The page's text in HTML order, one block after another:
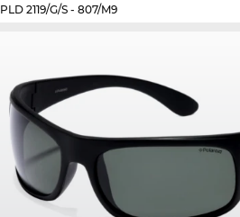
PLD 2119/G/S - 807/M9